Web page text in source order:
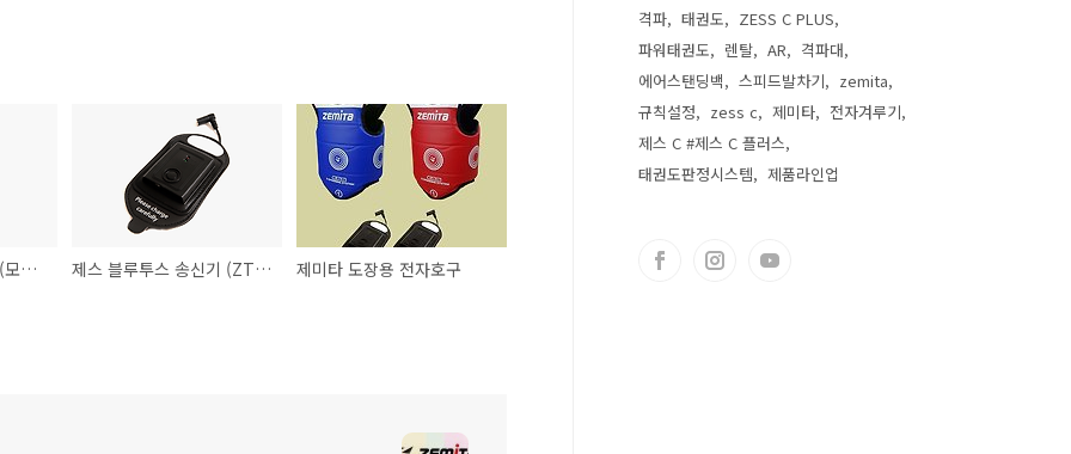
2021년 제품카다로그(모바일뷰어) 제스 블루투스 송신기 (ZT-01) 제미타 도장용 전자호구
격파
태권도
ZESS C PLUS
파워태권도
렌탈 AR
격파대
에어스탠딩백
스피드발차기
zemita
규칙설정
zess c 제미타
전자겨루기
제스 C #제스 C 플러스
태권도판정시스템
제품라인업